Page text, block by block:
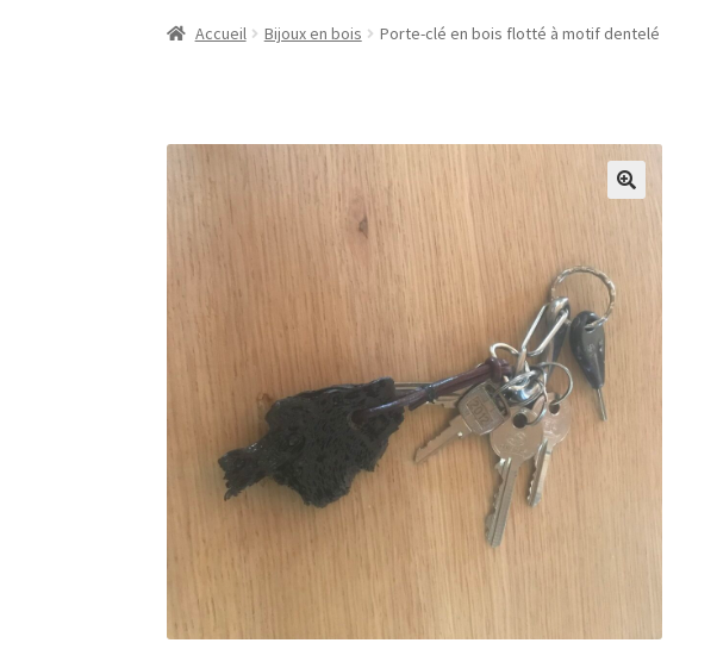
Accueil À propos de Boutique Conditions Générales de Vente Contact
Accueil Bijoux en bois Porte-clé en bois flotté à motif dentelé